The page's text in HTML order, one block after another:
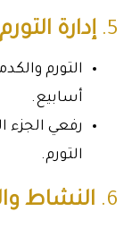
5. إدارة
أسابيع.
رفعي الجزء
التورم.
6. النشاط